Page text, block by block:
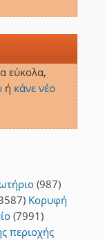
εύκολα,
ή κάνε νέο
(987)
Κορυφή
(7991)
περιοχής